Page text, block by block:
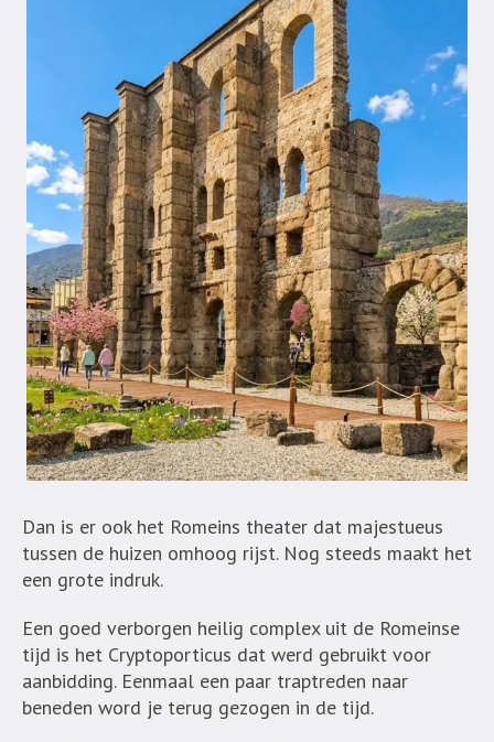
Dan is er ook het Romeins theater dat majestueus
tussen de huizen omhoog rijst. Nog steeds maakt het
een grote indruk.
Een goed verborgen heilig complex uit de Romeinse
tijd is het Cryptoporticus dat werd gebruikt voor
aanbidding. Eenmaal een paar traptreden naar
beneden word je terug gezogen in de tijd.